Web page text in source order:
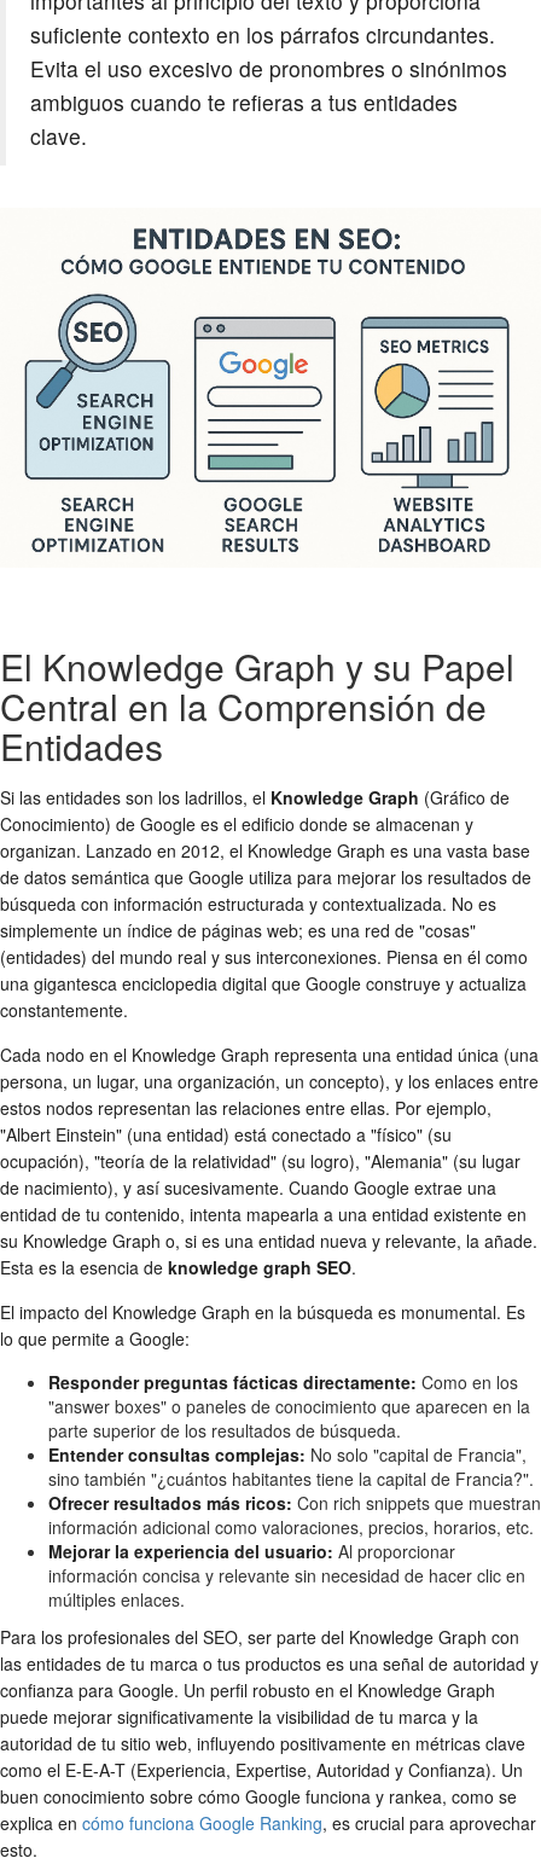
suficiente contexto en los párrafos circundantes.
Evita el uso excesivo de pronombres o sinónimos
ambiguos cuando te refieras a tus entidades
clave.
El Knowledge Graph y su Papel
Central en la Comprensión de
Entidades
Si las entidades son los ladrillos, el Knowledge Graph (Gráfico de
Conocimiento) de Google es el edificio donde se almacenan y
organizan. Lanzado en 2012, el Knowledge Graph es una vasta base
de datos semántica que Google utiliza para mejorar los resultados de
búsqueda con información estructurada y contextualizada. No es
simplemente un índice de páginas web; es una red de "cosas"
(entidades) del mundo real y sus interconexiones. Piensa en él como
una gigantesca enciclopedia digital que Google construye y actualiza
constantemente.
Cada nodo en el Knowledge Graph representa una entidad única (una
persona, un lugar, una organización, un concepto), y los enlaces entre
estos nodos representan las relaciones entre ellas. Por ejemplo,
"Albert Einstein" (una entidad) está conectado a "físico" (su
ocupación), "teoría de la relatividad" (su logro), "Alemania" (su lugar
de nacimiento), y así sucesivamente. Cuando Google extrae una
entidad de tu contenido, intenta mapearla a una entidad existente en
su Knowledge Graph o, si es una entidad nueva y relevante, la añade.
Esta es la esencia de knowledge graph SEO.
El impacto del Knowledge Graph en la búsqueda es monumental. Es
lo que permite a Google:
Responder preguntas fácticas directamente: Como en los
"answer boxes" o paneles de conocimiento que aparecen en la
parte superior de los resultados de búsqueda.
Entender consultas complejas: No solo "capital de Francia",
sino también "¿cuántos habitantes tiene la capital de Francia?".
Ofrecer resultados más ricos: Con rich snippets que muestran
información adicional como valoraciones, precios, horarios, etc.
Mejorar la experiencia del usuario: Al proporcionar
información concisa y relevante sin necesidad de hacer clic en
múltiples enlaces.
Para los profesionales del SEO, ser parte del Knowledge Graph con
las entidades de tu marca o tus productos es una señal de autoridad y
confianza para Google. Un perfil robusto en el Knowledge Graph
puede mejorar significativamente la visibilidad de tu marca y la
autoridad de tu sitio web, influyendo positivamente en métricas clave
como el E-E-A-T (Experiencia, Expertise, Autoridad y Confianza). Un
buen conocimiento sobre cómo Google funciona y rankea, como se
explica en cómo funciona Google Ranking, es crucial para aprovechar
esto.